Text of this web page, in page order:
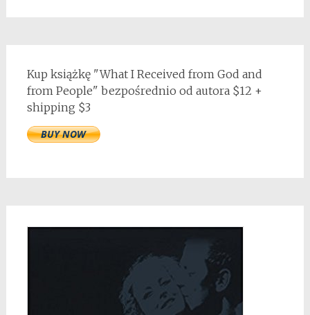
Kup książkę "What I Received from God and
from People" bezpośrednio od autora $12 +
shipping $3